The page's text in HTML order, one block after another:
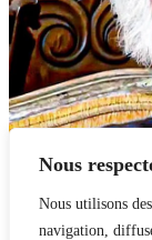
Nous
Nous utilisons
navigation,